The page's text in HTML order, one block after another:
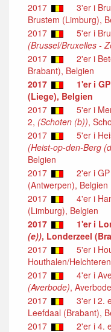
2017 3'er i
Brustem (Limburg),
2017
5'er i
(Brussel/Bruxelles -
2017
2'er i
Brabant), Belgien
2017
1'er i
(Liege), Belgien
2017
5'er i
2, (Schoten (b)),
2017
5'er i
(Heist-op-den-Berg
Belgien
2017
2'er i
(Antwerpen), Belgien
2017
4'er i
(Limburg), Belgien
2017
1'er i
(e)), Londerzeel
2017
5'er i
Houthalen/
2017
4'er i
(Averbode),
2017
3'er i 2.
Leefdaal (Brabant),
2017
2'er i 4.